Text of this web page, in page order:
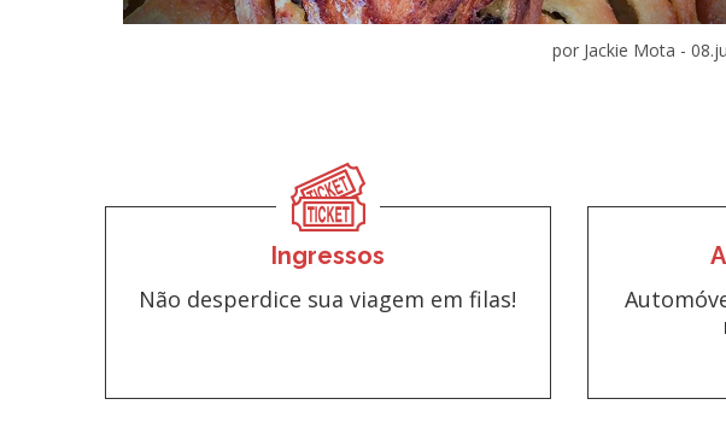
por Jackie Mota -
Ingressos
Não desperdice sua viagem em filas!